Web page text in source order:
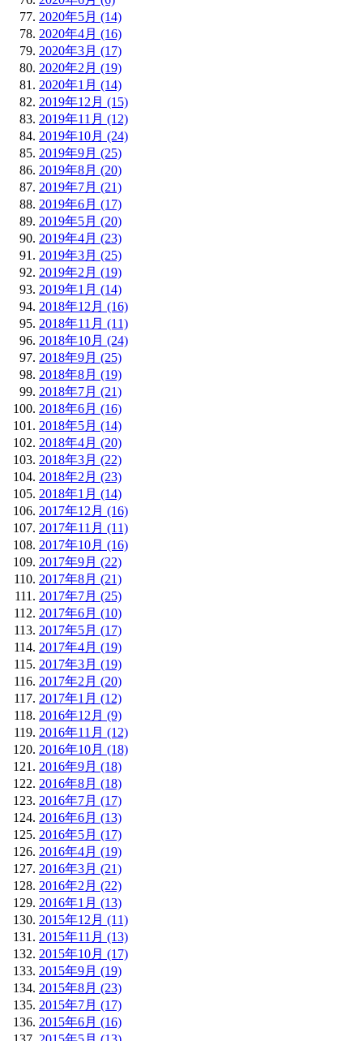
2020年5月 (14)
2020年4月 (16)
2020年3月 (17)
2020年2月 (19)
2020年1月 (14)
2019年12月 (15)
2019年11月 (12)
2019年10月 (24)
2019年9月 (25)
2019年8月 (20)
2019年7月 (21)
2019年6月 (17)
2019年5月 (20)
2019年4月 (23)
2019年3月 (25)
2019年2月 (19)
2019年1月 (14)
2018年12月 (16)
2018年11月 (11)
2018年10月 (24)
2018年9月 (25)
2018年8月 (19)
2018年7月 (21)
2018年6月 (16)
2018年5月 (14)
2018年4月 (20)
2018年3月 (22)
2018年2月 (23)
2018年1月 (14)
2017年12月 (16)
2017年11月 (11)
2017年10月 (16)
2017年9月 (22)
2017年8月 (21)
2017年7月 (25)
2017年6月 (10)
2017年5月 (17)
2017年4月 (19)
2017年3月 (19)
2017年2月 (20)
2017年1月 (12)
2016年12月 (9)
2016年11月 (12)
2016年10月 (18)
2016年9月 (18)
2016年8月 (18)
2016年7月 (17)
2016年6月 (13)
2016年5月 (17)
2016年4月 (19)
2016年3月 (21)
2016年2月 (22)
2016年1月 (13)
2015年12月 (11)
2015年11月 (13)
2015年10月 (17)
2015年9月 (19)
2015年8月 (23)
2015年7月 (17)
2015年6月 (16)